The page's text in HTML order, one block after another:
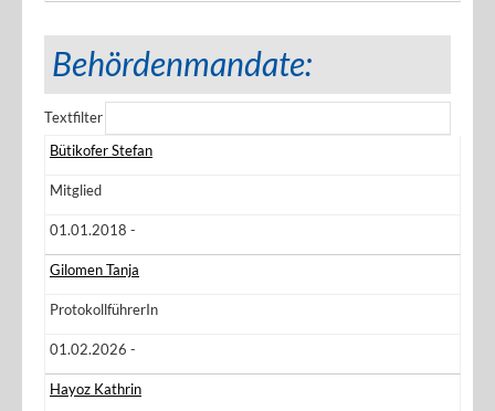
Behördenmandate:
Textfilter
Bütikofer Stefan
Mitglied
01.01.2018 -
Gilomen Tanja
ProtokollführerIn
01.02.2026 -
Hayoz Kathrin